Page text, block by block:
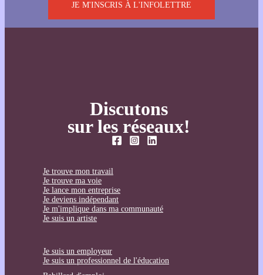
JE M'INSCRIS À L'INFOLETTRE
Discutons
sur les réseaux!
Je trouve mon travail
Je trouve ma voie
Je lance mon entreprise
Je deviens indépendant
Je m'implique dans ma communauté
Je suis un artiste
Je suis un employeur
Je suis un professionnel de l'éducation